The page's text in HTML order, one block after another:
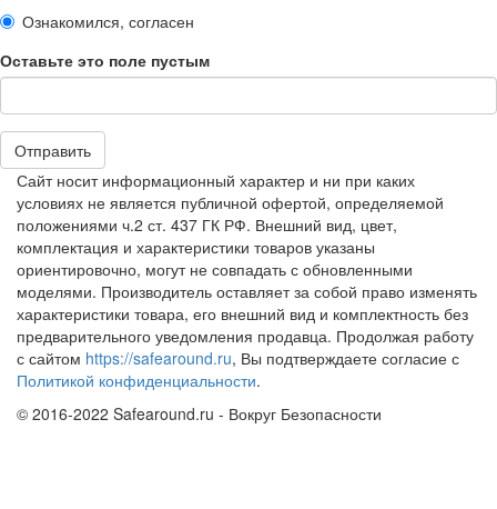
Ознакомился, согласен
Оставьте это поле пустым
Отправить
Сайт носит информационный характер и ни при каких
условиях не является публичной офертой, определяемой
положениями ч.2 ст. 437 ГК РФ. Внешний вид, цвет,
комплектация и характеристики товаров указаны
ориентировочно, могут не совпадать с обновленными
моделями. Производитель оставляет за собой право изменять
характеристики товара, его внешний вид и комплектность без
предварительного уведомления продавца. Продолжая работу
с сайтом https://safearound.ru, Вы подтверждаете согласие с
Политикой конфиденциальности.
© 2016-2022 Safearound.ru - Вокруг Безопасности